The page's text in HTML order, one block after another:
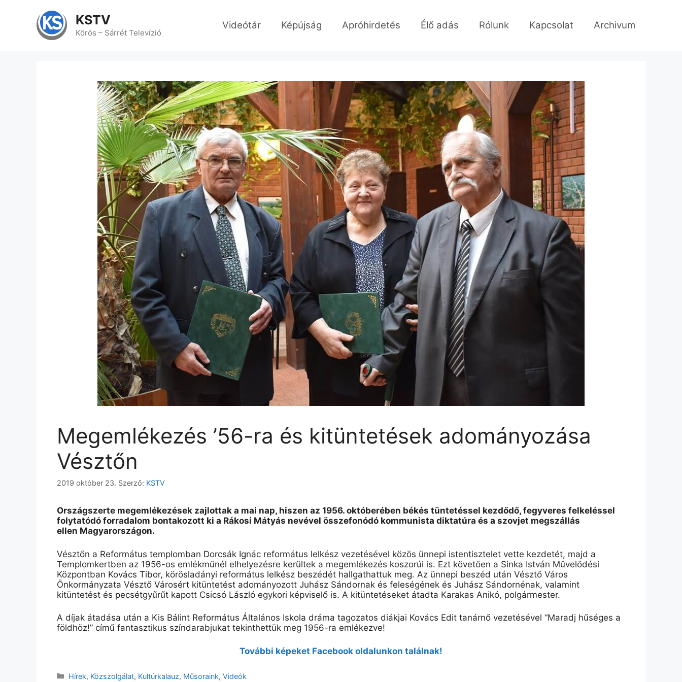
tartalomba
KSTV
Körös – Sárrét Televízió
Videótár Képújság Apróhirdetés Élő adás Rólunk Kapcsolat Archivum
Megemlékezés ’56-ra és kitüntetések adományozása
Vésztőn
2019 október 23. Szerző: KSTV
Országszerte megemlékezések zajlottak a mai nap, hiszen az 1956. októberében békés tüntetéssel kezdődő, fegyveres felkeléssel
folytatódó forradalom bontakozott ki a Rákosi Mátyás nevével összefonódó kommunista diktatúra és a szovjet megszállás
ellen Magyarországon.
Vésztőn a Református templomban Dorcsák Ignác református lelkész vezetésével közös ünnepi istentisztelet vette kezdetét, majd a
Templomkertben az 1956-os emlékműnél elhelyezésre kerültek a megemlékezés koszorúi is. Ezt követően a Sinka István Művelődési
Központban Kovács Tibor, körösladányi református lelkész beszédét hallgathattuk meg. Az ünnepi beszéd után Vésztő Város
Önkormányzata Vésztő Városért kitüntetést adományozott Juhász Sándornak és feleségének és Juhász Sándornénak, valamint
kitüntetést és pecsétgyűrűt kapott Csicsó László egykori képviselő is. A kitüntetéseket átadta Karakas Anikó, polgármester.
A díjak átadása után a Kis Bálint Református Általános Iskola dráma tagozatos diákjai Kovács Edit tanárnő vezetésével “Maradj hűséges a
földhöz!” című fantasztikus színdarabjukat tekinthettük meg 1956-ra emlékezve!
További képeket Facebook oldalunkon találnak!
Kategória
Hírek, Közszolgálat, Kultúrkalauz, Műsoraink,Videók